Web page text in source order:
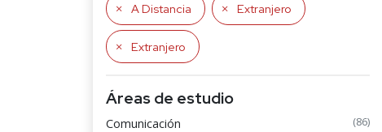
A Distancia Extranjero
Extranjero
Áreas de estudio
Comunicación (86)